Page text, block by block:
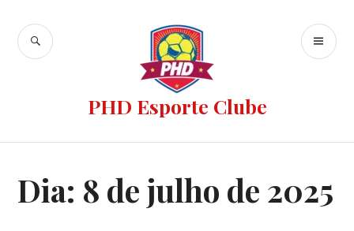
PHD Esporte Clube
Dia: 8 de julho de 2025